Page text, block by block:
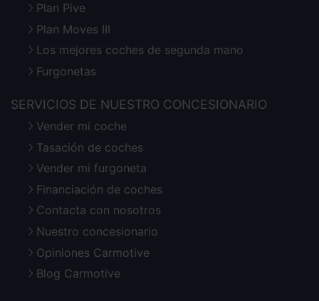
Plan Pive
Plan Moves III
Los mejores coches de segunda mano
Furgonetas
SERVICIOS DE NUESTRO CONCESIONARIO
Vender mi coche
Tasación de coches
Vender mi furgoneta
Financiación de coches
Contacta con nosotros
Nuestro concesionario
Opiniones Carmotive
Blog Carmotive